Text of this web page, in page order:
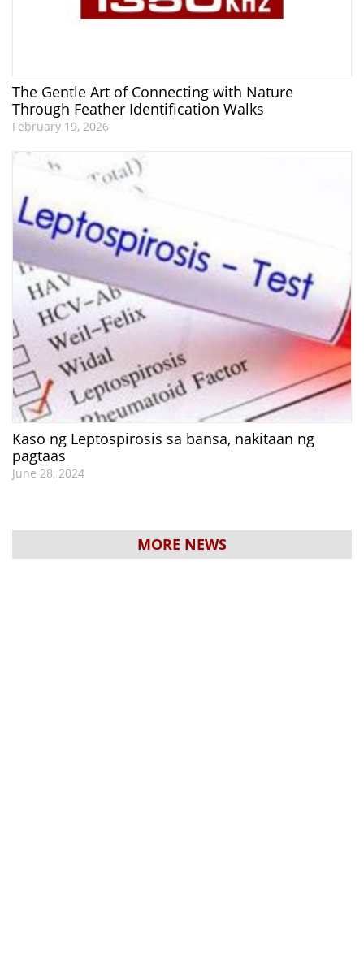
The Gentle Art of Connecting with Nature
Through Feather Identification Walks
February 19, 2026
Kaso ng Leptospirosis sa bansa, nakitaan ng
pagtaas
June 28, 2024
MORE NEWS